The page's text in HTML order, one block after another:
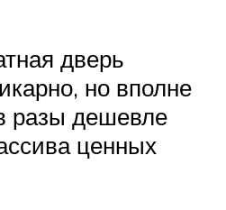
дверь
но вполне
разы дешевле
ценных